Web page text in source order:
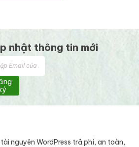
nhật thông tin mới
nguyên WordPress trả phí, an toàn,